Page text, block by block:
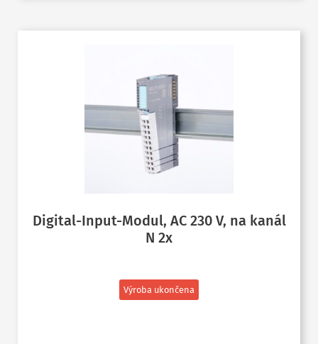
Digital-Input-Modul, AC 230 V, na kanál
N 2x
Výroba ukončena